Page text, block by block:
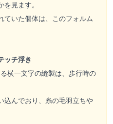
見ます。
ていた個体は、このフォルム
ッチ浮き
横一文字の縫製は、歩行時の
込んでおり、糸の毛羽立ちや